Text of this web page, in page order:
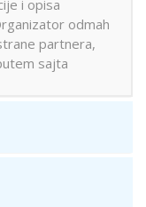
i opisa
odmah
partnera,
sajta